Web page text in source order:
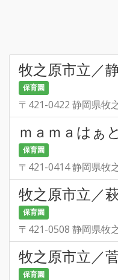
牧之原市立／
保育園
〒421-0422 静岡県牧
ｍａｍａはぁと
保育園
〒421-0414 静岡県牧
牧之原市立／
保育園
〒421-0508 静岡県牧
牧之原市立／
保育園